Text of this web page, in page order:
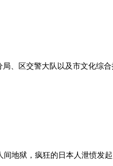
、区交警大队以及市文化综
地狱，疯狂的日本人泄愤发